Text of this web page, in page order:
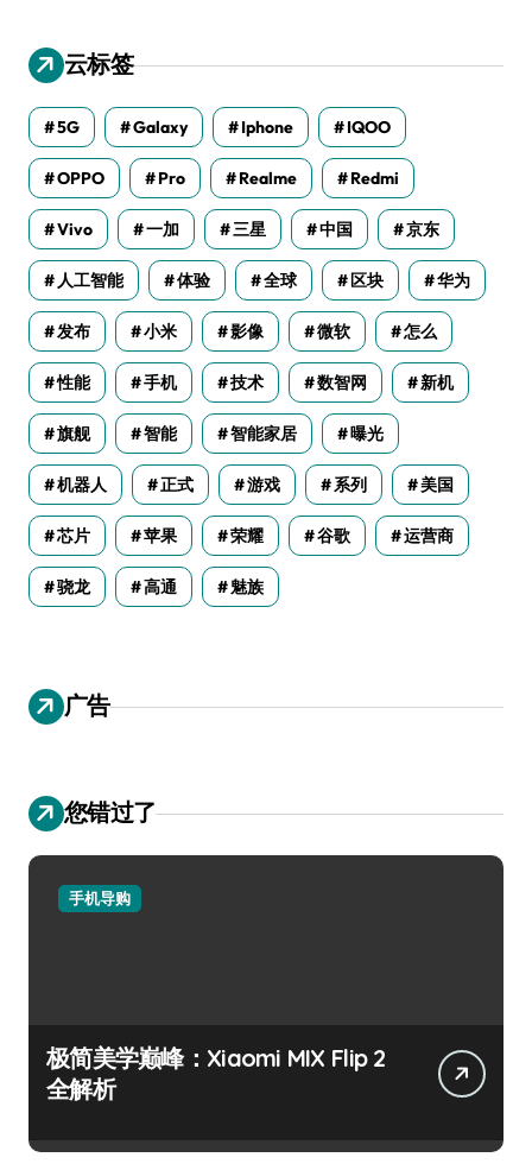
云标签
5G Galaxy Iphone IQOO
OPPO Pro Realme Redmi
Vivo 一加 三星 中国 京东
人工智能 体验 全球 区块 华为
发布 小米 影像 微软 怎么
性能 手机 技术 数智网 新机
旗舰 智能 智能家居 曝光
机器人 正式 游戏 系列 美国
芯片 苹果 荣耀 谷歌 运营商
骁龙 高通 魅族
广告
您错过了
手机导购
极简美学巅峰：Xiaomi MIX Flip 2
全解析